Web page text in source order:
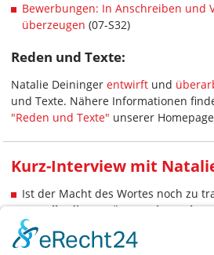
Bewerbungen: In Anschreiben und
überzeugen (07-S32)
Reden und Texte:
Natalie Deiningerentwirft und
und Texte. Nähere Informationen
"Reden und Texte" unserer
Kurz-Interview mit
Ist der Macht des Wortes noch zu
»Ja, allerdings müssen wir uns
Sprache ist. Viele, die über
Flüchtlingsflut" oder eine